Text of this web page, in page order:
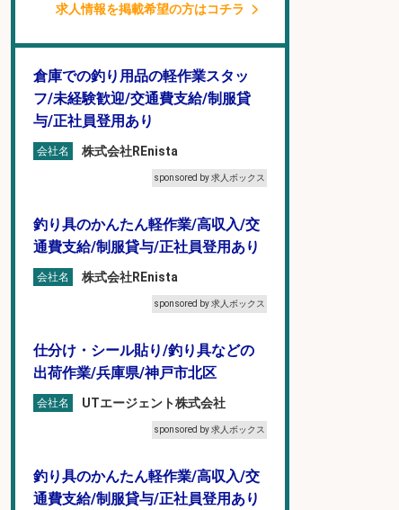
求人情報を掲載希望の方はコチラ
倉庫での釣り用品の軽作業スタッ
フ/未経験歓迎/交通費支給/制服貸
与/正社員登用あり
会社名 株式会社REnista
sponsored by 求人ボックス
釣り具のかんたん軽作業/高収入/交
通費支給/制服貸与/正社員登用あり
会社名 株式会社REnista
sponsored by 求人ボックス
仕分け・シール貼り/釣り具などの
出荷作業/兵庫県/神戸市北区
会社名 UTエージェント株式会社
sponsored by 求人ボックス
釣り具のかんたん軽作業/高収入/交
通費支給/制服貸与/正社員登用あり